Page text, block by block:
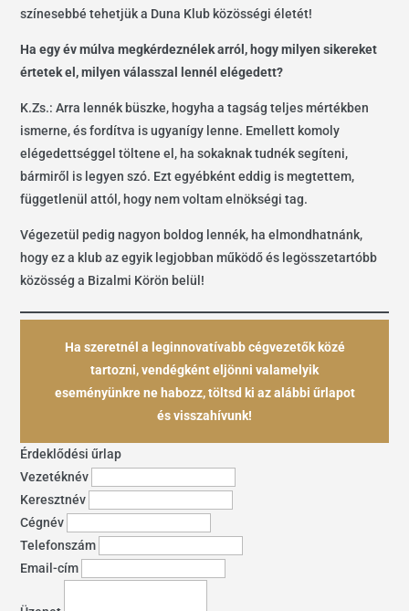
színesebbé tehetjük a Duna Klub közösségi életét!
Ha egy év múlva megkérdeznélek arról, hogy milyen sikereket
értetek el, milyen válasszal lennél elégedett?
K.Zs.: Arra lennék büszke, hogyha a tagság teljes mértékben
ismerne, és fordítva is ugyanígy lenne. Emellett komoly
elégedettséggel töltene el, ha sokaknak tudnék segíteni,
bármiről is legyen szó. Ezt egyébként eddig is megtettem,
függetlenül attól, hogy nem voltam elnökségi tag.
Végezetül pedig nagyon boldog lennék, ha elmondhatnánk,
hogy ez a klub az egyik legjobban működő és legösszetartóbb
közösség a Bizalmi Körön belül!
Ha szeretnél a leginnovatívabb cégvezetők közé
tartozni, vendégként eljönni valamelyik
eseményünkre ne habozz, töltsd ki az alábbi űrlapot
és visszahívunk!
Érdeklődési űrlap
Vezetéknév
Keresztnév
Cégnév
Telefonszám
Email-cím